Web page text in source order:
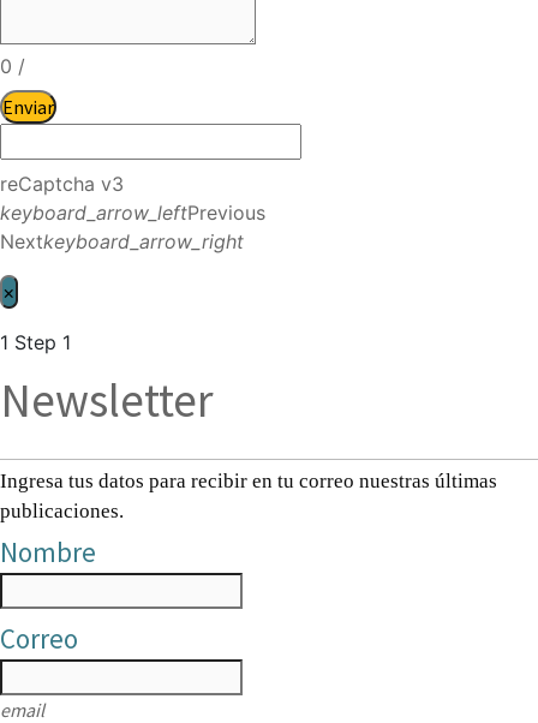
0 /
Enviar
reCaptcha v3
keyboard_arrow_leftPrevious
Nextkeyboard_arrow_right
×
1 Step 1
Newsletter
Ingresa tus datos para recibir en tu correo nuestras últimas
publicaciones.
Nombre
Correo
email